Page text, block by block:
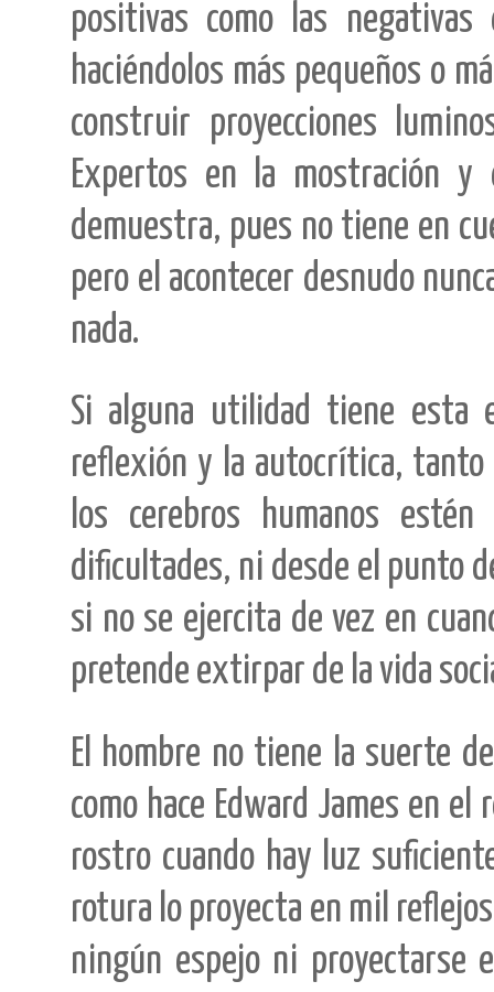
positivas como las
haciéndolos más pequeños o
construir proyecciones
Expertos en la mostración
demuestra, pues no tiene en
pero el acontecer desnudo
nada.
Si alguna utilidad tiene esta
reflexión y la autocrítica, tanto
los cerebros humanos
dificultades, ni desde el punto
si no se ejercita de vez en
pretende extirpar de la vida
El hombre no tiene la suerte
como hace Edward James en
rostro cuando hay luz
rotura lo proyecta en mil
ningún espejo ni proyectarse